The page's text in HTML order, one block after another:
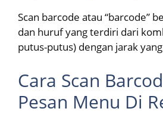
Scan barcode atau “barcode”
dan huruf yang terdiri dari
putus-putus) dengan jarak
Cara Scan
Pesan Menu Di